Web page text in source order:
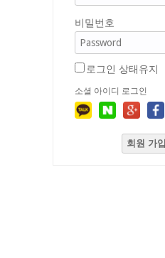
비밀번호
로그인 상태유지
소셜 아이디 로그인
회원 가입